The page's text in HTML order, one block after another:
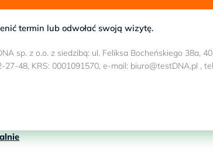
termin lub odwołać swoją wizytę.
sp. z o.o. z siedzibą: ul. Feliksa Bocheńskiego 38a,
48, KRS: 0001091570, e-mail: biuro@testDNA.pl ,